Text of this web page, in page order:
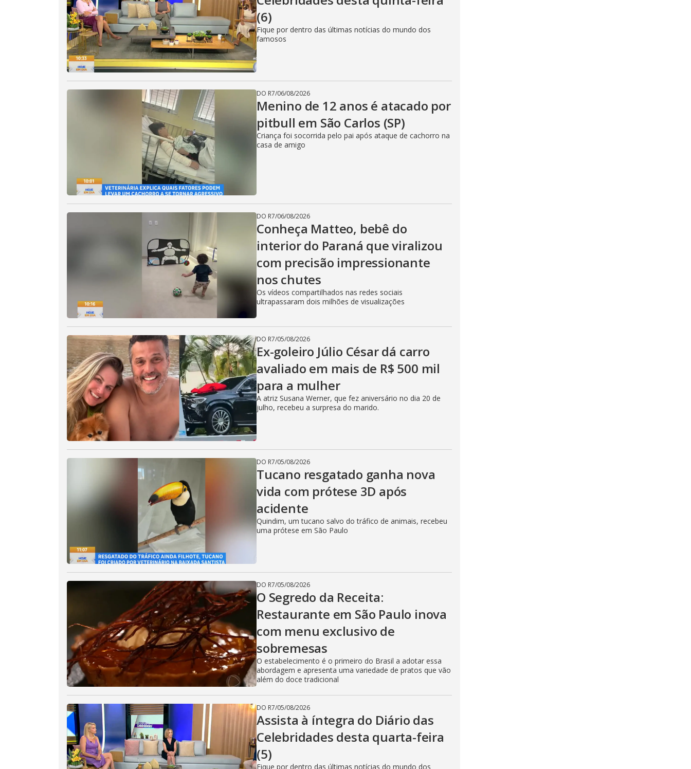
(6)
Fique por dentro das últimas notícias do mundo dos
famosos
DO R7/06/08/2026
Menino de 12 anos é atacado por
pitbull em São Carlos (SP)
Criança foi socorrida pelo pai após ataque de cachorro na
casa de amigo
DO R7/06/08/2026
Conheça Matteo, bebê do
interior do Paraná que viralizou
com precisão impressionante
nos chutes
Os vídeos compartilhados nas redes sociais
ultrapassaram dois milhões de visualizações
DO R7/05/08/2026
Ex-goleiro Júlio César dá carro
avaliado em mais de R$ 500 mil
para a mulher
A atriz Susana Werner, que fez aniversário no dia 20 de
julho, recebeu a surpresa do marido.
DO R7/05/08/2026
Tucano resgatado ganha nova
vida com prótese 3D após
acidente
Quindim, um tucano salvo do tráfico de animais, recebeu
uma prótese em São Paulo
DO R7/05/08/2026
O Segredo da Receita:
Restaurante em São Paulo inova
com menu exclusivo de
sobremesas
O estabelecimento é o primeiro do Brasil a adotar essa
abordagem e apresenta uma variedade de pratos que vão
além do doce tradicional
DO R7/05/08/2026
Assista à íntegra do Diário das
Celebridades desta quarta-feira
(5)
Fique por dentro das últimas notícias do mundo dos